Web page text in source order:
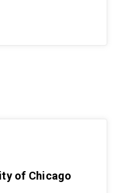
of Chicago